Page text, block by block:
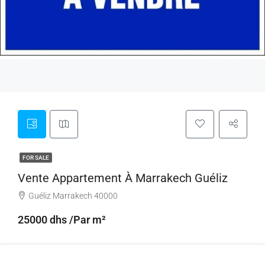
FOR SALE
Vente Appartement À Marrakech Guéliz
Guéliz Marrakech 40000
25000 dhs /Par m²